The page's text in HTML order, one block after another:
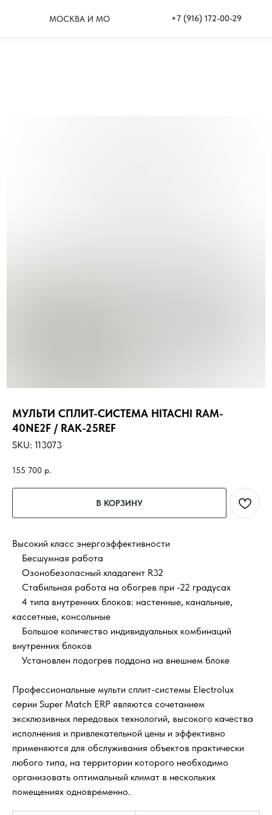
МОСКВА И МО +7 (916) 172-00-29
МУЛЬТИ СПЛИТ-СИСТЕМА HITACHI RAM-
40NE2F / RAK-25REF
SKU: 113073
155 700 р.
В КОРЗИНУ
Высокий класс энергоэффективности
Бесшумная работа
Озонобезопасный хладагент R32
Стабильная работа на обогрев при -22 градусах
4 типа внутренних блоков: настенные, канальные,
кассетные, консольные
Большое количество индивидуальных комбинаций
внутренних блоков
Установлен подогрев поддона на внешнем блоке
Профессиональные мульти сплит-системы Electrolux
серии Super Match ERP являются сочетанием
эксклюзивных передовых технологий, высокого качества
исполнения и привлекательной цены и эффективно
применяются для обслуживания объектов практически
любого типа, на территории которого необходимо
организовать оптимальный климат в нескольких
помещениях одновременно.